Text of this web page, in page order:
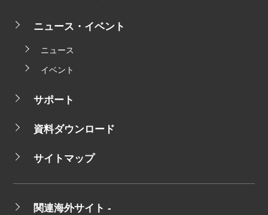
ニュース・イベント
ニュース
イベント
サポート
資料ダウンロード
サイトマップ
関連海外サイト -